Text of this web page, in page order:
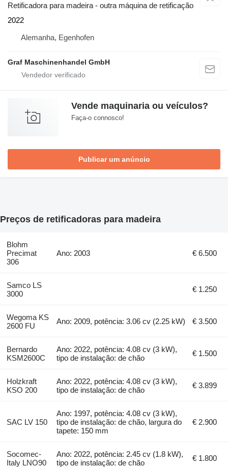
Retificadora para madeira - outra máquina de retificação
2022
Alemanha, Egenhofen
Graf Maschinenhandel GmbH
Vende maquinaria ou veículos?
Faça-o connosco!
Publicar um anúncio
Preços de retificadoras para madeira
Blohm
Precimat
306
Ano: 2003 € 6.500
Samco LS
3000
€ 1.250
Wegoma KS
2600 FU
Ano: 2009, potência: 3.06 cv (2.25 kW) € 3.500
Bernardo
KSM2600C
Ano: 2022, potência: 4.08 cv (3 kW),
tipo de instalação: de chão
€ 1.500
Holzkraft
KSO 200
Ano: 2022, potência: 4.08 cv (3 kW),
tipo de instalação: de chão
€ 3.899
SAC LV 150
Ano: 1997, potência: 4.08 cv (3 kW),
tipo de instalação: de chão, largura do
tapete: 150 mm
€ 2.900
Socomec-
Italy LNO90
Ano: 2022, potência: 2.45 cv (1.8 kW),
tipo de instalação: de chão
€ 1.800